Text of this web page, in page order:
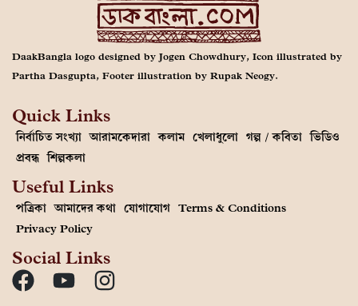
DaakBangla logo designed by Jogen Chowdhury, Icon illustrated by
Partha Dasgupta, Footer illustration by Rupak Neogy.
Quick Links
নির্বাচিত সংখ্যা আরামকেদারা কলাম খেলাধুলো গল্প / কবিতা ভিডিও
প্রবন্ধ শিল্পকলা
Useful Links
পত্রিকা আমাদের কথা যোগাযোগ Terms & Conditions
Privacy Policy
Social Links